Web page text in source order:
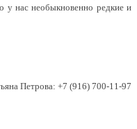
у нас необыкновенно редкие и
Петрова: +7 (916) 700-11-97